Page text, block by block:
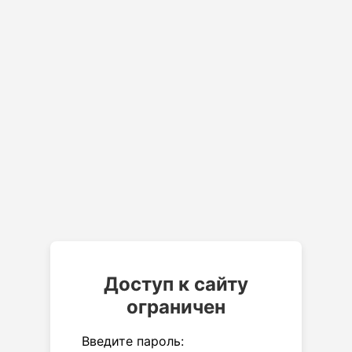
Доступ к сайту
ограничен
Введите пароль: